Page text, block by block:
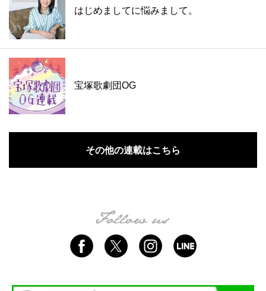
はじめましてに悩みまして。
宝塚歌劇団OG
その他の連載はこちら